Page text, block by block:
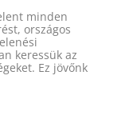
minden
országos
keressük az
Ez jövőnk